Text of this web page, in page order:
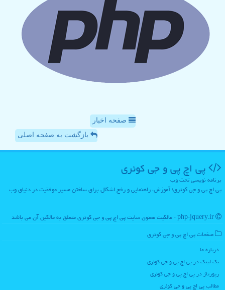
صفحه اخبار
بازگشت به صفحه اصلی
پی اچ پی و جی كوئری
برنامه نویسی تحت وب
پی اچ پی و جی کوئری؛ آموزش، راهنمایی و رفع اشکال برای ساختن مسیر موفقیت در دنیای وب
صفحات پی اچ پی و جی كوئری
درباره ما
بک لینک در پی اچ پی و جی كوئری
رپورتاژ در پی اچ پی و جی كوئری
مطالب پی اچ پی و جی كوئری